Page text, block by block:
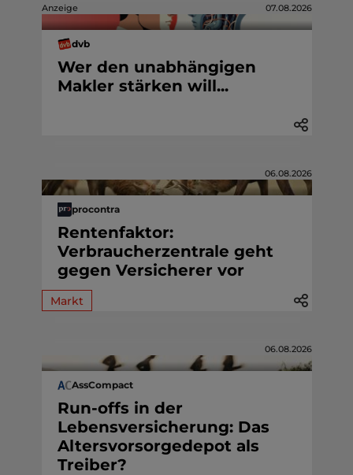
Anzeige 07.08.2026
dvb
Wer den unabhängigen
Makler stärken will...
06.08.2026
procontra
Rentenfaktor:
Verbraucherzentrale geht
gegen Versicherer vor
Markt
06.08.2026
AssCompact
Run-offs in der
Lebensversicherung: Das
Altersvorsorgedepot als
Treiber?